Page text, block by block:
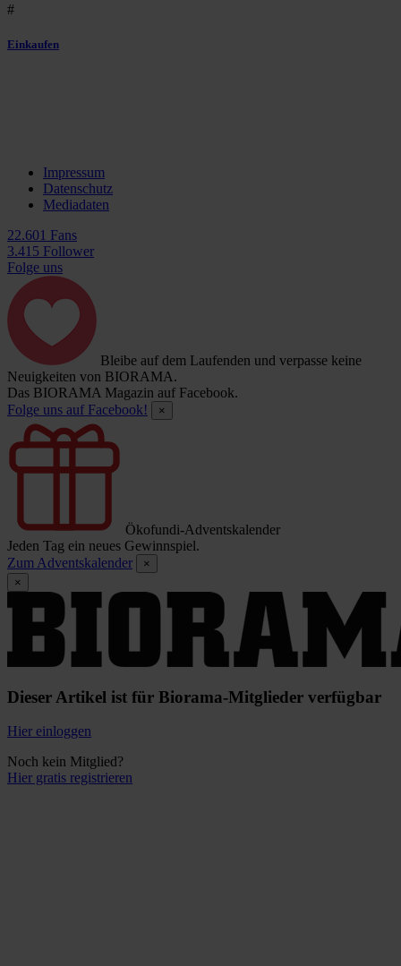
#
Einkaufen
Impressum
Datenschutz
Mediadaten
22.601 Fans
3.415 Follower
Folge uns
Bleibe auf dem Laufenden und verpasse keine
Neuigkeiten von BIORAMA.
Das BIORAMA Magazin auf Facebook.
Folge uns auf Facebook!
×
Ökofundi-Adventskalender
Jeden Tag ein neues Gewinnspiel.
Zum Adventskalender
×
×
Dieser Artikel ist für Biorama-Mitglieder verfügbar
Hier einloggen
Noch kein Mitglied?
Hier gratis registrieren